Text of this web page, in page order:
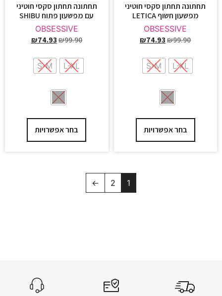
תחתונה תחתון סקסי חוטיני
מפשעון חשוף LETICA
OBSESSIVE
₪99.90
₪74.93
L-XL
S-M
בחר אפשרויות
תחתונה תחתון סקסי חוטיני
עם מפשעון פתוח SHIBU
OBSESSIVE
₪99.90
₪74.93
L-XL
S-M
בחר אפשרויות
1
2
←